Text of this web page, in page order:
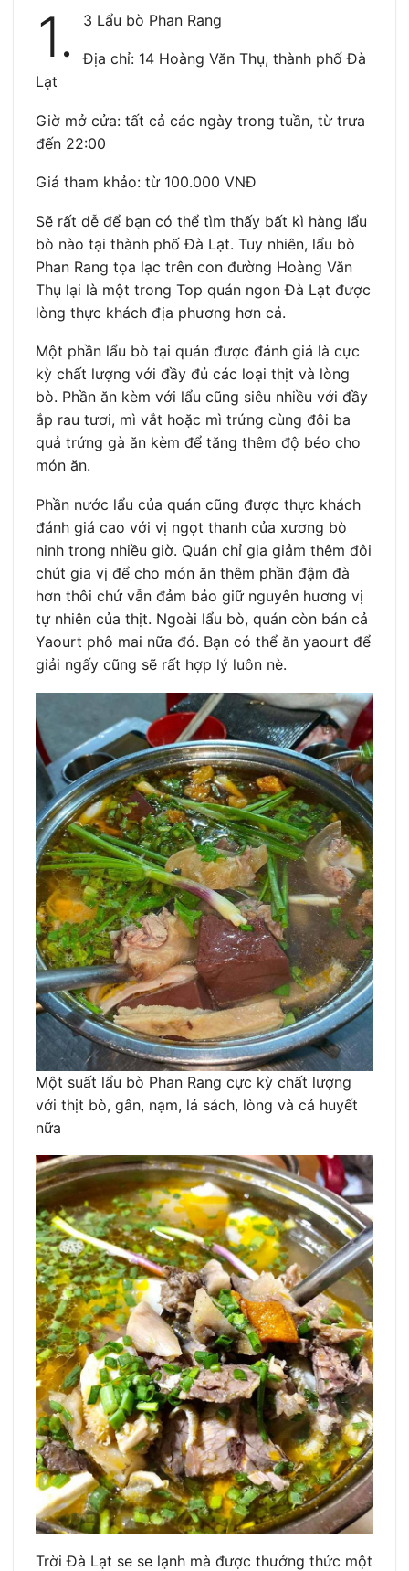
1. 3 Lẩu bò Phan Rang
Địa chỉ: 14 Hoàng Văn Thụ, thành phố Đà
Lạt
Giờ mở cửa: tất cả các ngày trong tuần, từ trưa
đến 22:00
Giá tham khảo: từ 100.000 VNĐ
Sẽ rất dễ để bạn có thể tìm thấy bất kì hàng lẩu
bò nào tại thành phố Đà Lạt. Tuy nhiên, lẩu bò
Phan Rang tọa lạc trên con đường Hoàng Văn
Thụ lại là một trong Top quán ngon Đà Lạt được
lòng thực khách địa phương hơn cả.
Một phần lẩu bò tại quán được đánh giá là cực
kỳ chất lượng với đầy đủ các loại thịt và lòng
bò. Phần ăn kèm với lẩu cũng siêu nhiều với đầy
ắp rau tươi, mì vắt hoặc mì trứng cùng đôi ba
quả trứng gà ăn kèm để tăng thêm độ béo cho
món ăn.
Phần nước lẩu của quán cũng được thực khách
đánh giá cao với vị ngọt thanh của xương bò
ninh trong nhiều giờ. Quán chỉ gia giảm thêm đôi
chút gia vị để cho món ăn thêm phần đậm đà
hơn thôi chứ vẫn đảm bảo giữ nguyên hương vị
tự nhiên của thịt. Ngoài lẩu bò, quán còn bán cả
Yaourt phô mai nữa đó. Bạn có thể ăn yaourt để
giải ngấy cũng sẽ rất hợp lý luôn nè.
Một suất lẩu bò Phan Rang cực kỳ chất lượng
với thịt bò, gân, nạm, lá sách, lòng và cả huyết
nữa
Trời Đà Lạt se se lạnh mà được thưởng thức một